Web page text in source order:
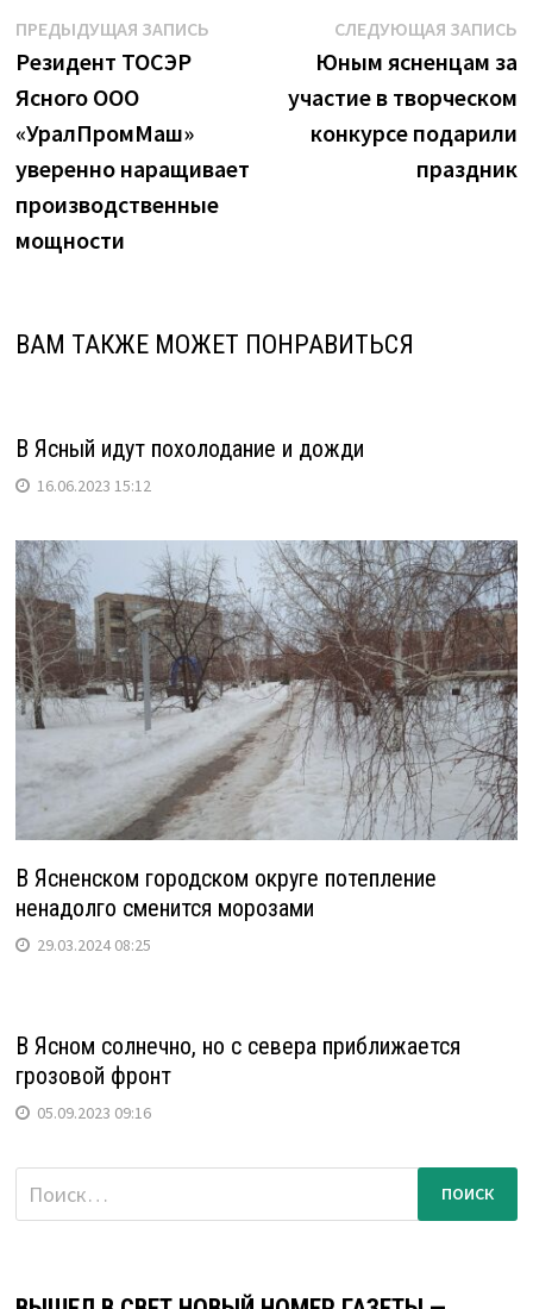
Навигация
по
записям
ПРЕДЫДУЩАЯ ЗАПИСЬПредыдущая
Резидент ТОСЭР
Ясного ООО
«УралПромМаш»
уверенно наращивает
производственные
мощности
СЛЕДУЮЩАЯ ЗАПИСЬ
Юным ясненцам за
участие в творческом
конкурсе подарили
праздник
ВАМ ТАКЖЕ МОЖЕТ ПОНРАВИТЬСЯ
В Ясный идут похолодание и дожди
16.06.2023 15:12
В Ясненском городском округе потепление
ненадолго сменится морозами
29.03.2024 08:25
В Ясном солнечно, но с севера приближается
грозовой фронт
05.09.2023 09:16
Найти: